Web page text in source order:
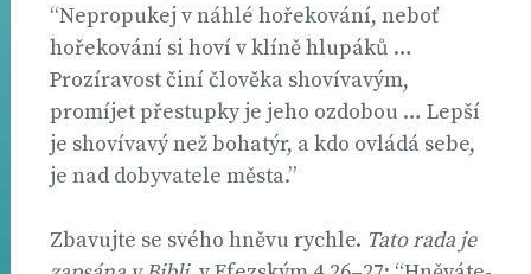
“Nepropukej v náhlé hořekování, neboť
hořekování si hoví v klíně hlupáků …
Prozíravost činí člověka shovívavým,
promíjet přestupky je jeho ozdobou … Lepší
je shovívavý než bohatýr, a kdo ovládá sebe,
je nad dobyvatele města.”
Zbavujte se svého hněvu rychle. Tato rada je